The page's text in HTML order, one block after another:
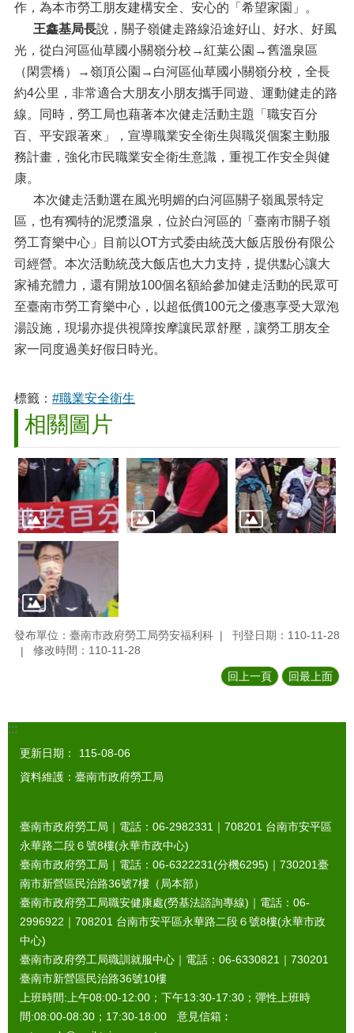
作，為本市勞工朋友建構安全、安心的「希望家園」。
王鑫基局長說，關子嶺健走路線沿途好山、好水、好風
光，從白河區仙草國小關嶺分校→紅葉公園→舊溫泉區
（閑雲橋）→嶺頂公園→白河區仙草國小關嶺分校，全長
約4公里，非常適合大朋友小朋友攜手同遊、運動健走的路
線。同時，勞工局也藉著本次健走活動主題「職安百分
百、平安跟著來」，宣導職業安全衛生與職災個案主動服
務計畫，強化市民職業安全衛生意識，重視工作安全與健
康。
本次健走活動選在風光明媚的白河區關子嶺風景特定
區，也有獨特的泥漿溫泉，位於白河區的「臺南市關子嶺
勞工育樂中心」目前以OT方式委由統茂大飯店股份有限公
司經營。本次活動統茂大飯店也大力支持，提供點心讓大
家補充體力，還有開放100個名額給參加健走活動的民眾可
至臺南市勞工育樂中心，以超低價100元之優惠享受大眾泡
湯設施，現場亦提供視障按摩讓民眾舒壓，讓勞工朋友全
家一同度過美好假日時光。
標籤： #職業安全衛生
相關圖片
發布單位：臺南市政府勞工局勞安福利科
刊登日期：110-11-28
修改時間：110-11-28
回上一頁 回最上面
:::
更新日期：
115-08-06
資料維護：臺南市政府勞工局
臺南市政府勞工局｜電話：06-2982331｜ 708201 台南市安平區
永華路二段６號8樓(永華市政中心)
臺南市政府勞工局｜電話：06-6322231(分機6295)｜ 730201臺
南市新營區民治路36號7樓（局本部）
臺南市政府勞工局職安健康處(勞基法諮詢專線)｜電話：06-
2996922｜ 708201 台南市安平區永華路二段６號8樓(永華市政
中心)
臺南市政府勞工局職訓就服中心｜電話：06-6330821｜ 730201
臺南市新營區民治路36號10樓
上班時間:上午08:00-12:00；下午13:30-17:30；彈性上班時
間:08:00-08:30；17:30-18:00 意見信箱︰